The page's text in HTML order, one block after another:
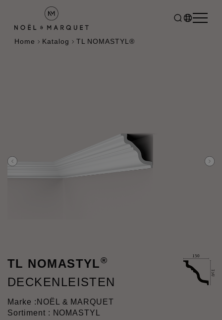
Home Katalog TL NOMASTYL®
TL NOMASTYL®
DECKENLEISTEN
Marke : NOËL & MARQUET
Sortiment : NOMASTYL